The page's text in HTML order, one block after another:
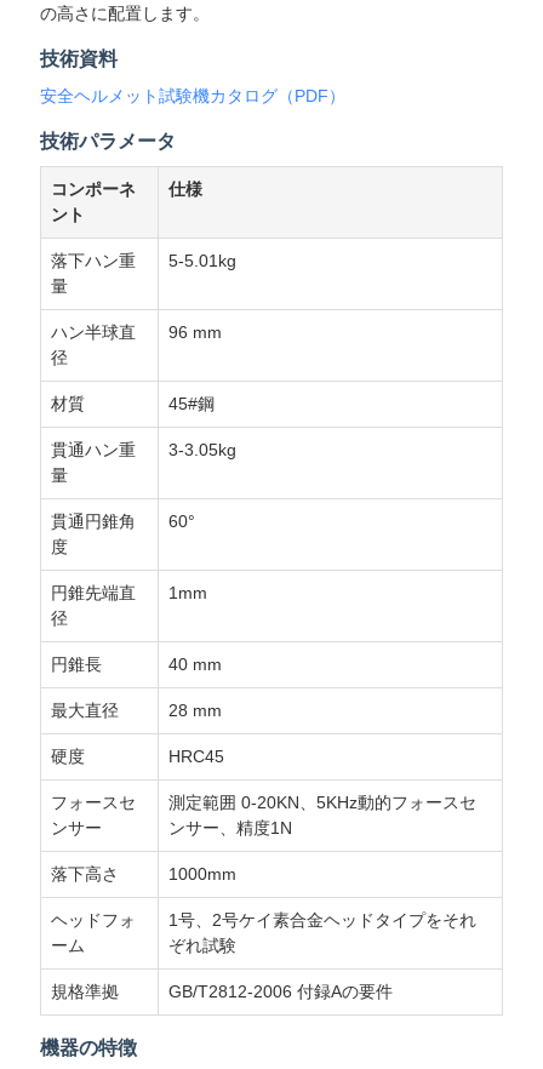
用
を
要
求
な
さ
い
SHOW
SITEMAP
PRIVACY
POLICY
の高さに配置します。
技術資料
安全ヘルメット試験機カタログ（PDF）
技術パラメータ
コンポーネ
ント
仕様
落下ハン重
量
5-5.01kg
ハン半球直
径
96 mm
材質 45#鋼
貫通ハン重
量
3-3.05kg
貫通円錐角
度
60°
円錐先端直
径
1mm
円錐長 40 mm
最大直径 28 mm
硬度 HRC45
フォースセ
ンサー
測定範囲 0-20KN、5KHz動的フォースセ
ンサー、精度1N
落下高さ 1000mm
ヘッドフォ
ーム
1号、2号ケイ素合金ヘッドタイプをそれ
ぞれ試験
規格準拠 GB/T2812-2006 付録Aの要件
機器の特徴